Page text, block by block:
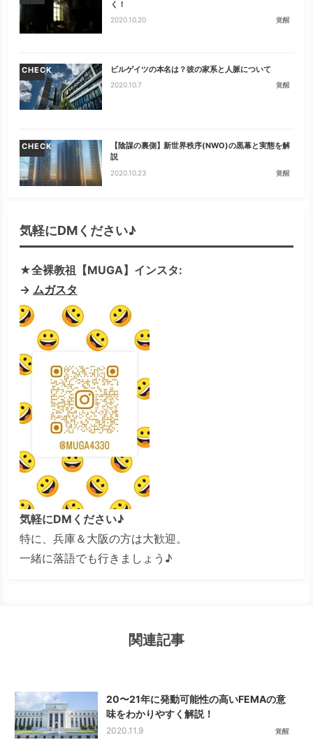
く！
2020.10.20 覚醒
CHECK ビルゲイツの本名は？彼の家系と人脈について
2020.10.7 覚醒
CHECK
【陰謀の裏側】新世界秩序(NWO)の黒幕と実態を解
説
2020.10.23 覚醒
気軽にDMください♪
★全裸教祖【MUGA】インスタ:
→ ムガスタ
気軽にDMください♪
特に、兵庫＆大阪の方は大歓迎。
一緒に落語でも行きましょう♪
関連記事
20〜21年に発動可能性の高いFEMAの意
味をわかりやすく解説！
2020.11.9 覚醒